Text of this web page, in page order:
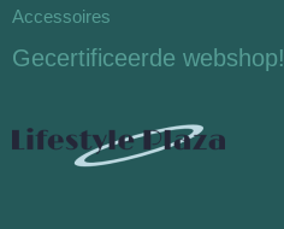
Accessoires
Gecertificeerde webshop!